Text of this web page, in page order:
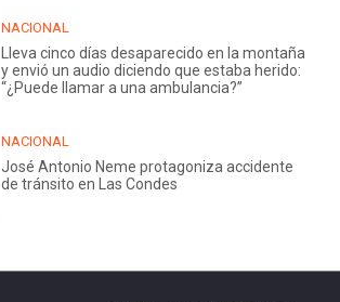
NACIONAL
Lleva cinco días desaparecido en la montaña
y envió un audio diciendo que estaba herido:
“¿Puede llamar a una ambulancia?”
NACIONAL
José Antonio Neme protagoniza accidente
de tránsito en Las Condes